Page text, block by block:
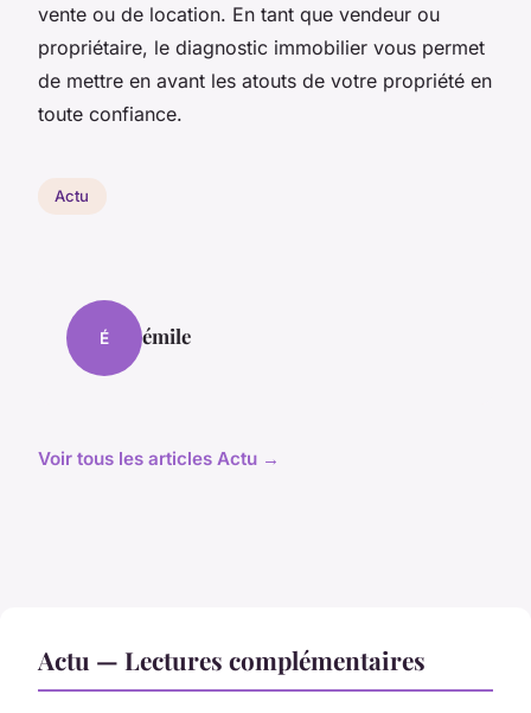
vente ou de location. En tant que vendeur ou
propriétaire, le diagnostic immobilier vous permet
de mettre en avant les atouts de votre propriété en
toute confiance.
Actu
É émile
Voir tous les articles Actu →
Actu — Lectures complémentaires